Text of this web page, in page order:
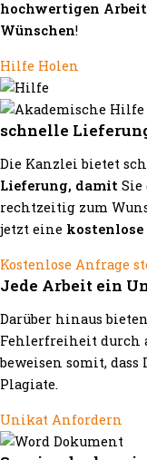
hochwertigen Arbeit
Wünschen!
Hilfe Holen
schnelle
Die Kanzlei bietet
Lieferung, damit
rechtzeitig zum
jetzt eine
Kostenlose Anfrage
Jede Arbeit ein
Darüber hinaus
Fehlerfreiheit durch
beweisen somit,
Plagiate.
Unikat Anfordern